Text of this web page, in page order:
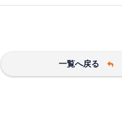
一覧へ戻る